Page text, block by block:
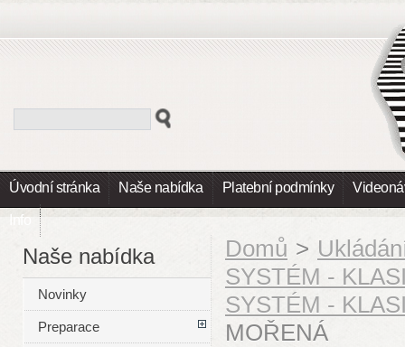
Úvodní stránka Naše nabídka Platební podmínky
Info
Domů >
SYSTÉM -
SYSTÉM -
MOŘENÁ
Naše nabídka
Novinky
Preparace